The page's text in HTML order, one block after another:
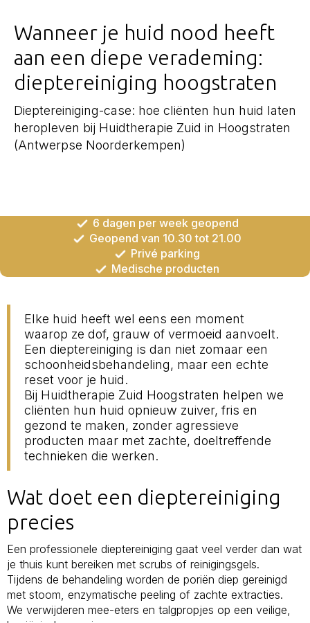
Wanneer je huid nood heeft
aan een diepe verademing:
dieptereiniging hoogstraten
Dieptereiniging-case: hoe cliënten hun huid laten
heropleven bij Huidtherapie Zuid in Hoogstraten
(Antwerpse Noorderkempen)
6 dagen per week geopend
Geopend van 10.30 tot 21.00
Privé parking
Medische producten
Elke huid heeft wel eens een moment
waarop ze dof, grauw of vermoeid aanvoelt.
Een dieptereiniging is dan niet zomaar een
schoonheidsbehandeling, maar een echte
reset voor je huid.
Bij Huidtherapie Zuid Hoogstraten helpen we
cliënten hun huid opnieuw zuiver, fris en
gezond te maken, zonder agressieve
producten maar met zachte, doeltreffende
technieken die werken.
Wat doet een dieptereiniging
precies
Een professionele dieptereiniging gaat veel verder dan wat
je thuis kunt bereiken met scrubs of reinigingsgels.
Tijdens de behandeling worden de poriën diep gereinigd
met stoom, enzymatische peeling of zachte extracties.
We verwijderen mee-eters en talgpropjes op een veilige,